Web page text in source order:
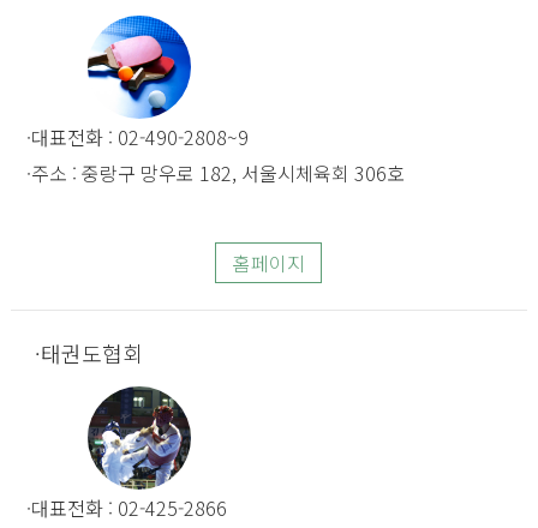
대표전화 : 02-490-2808~9
주소 : 중랑구 망우로 182, 서울시체육회 306호
홈페이지
태권도협회
대표전화 : 02-425-2866